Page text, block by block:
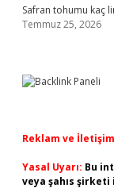
Safran tohumu kaç
Temmuz 25, 2026
Reklam ve
Yasal Uyarı: Bu
veya şahıs